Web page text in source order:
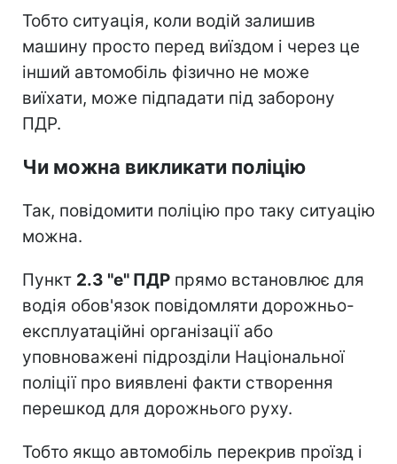
Тобто ситуація, коли водій залишив
машину просто перед виїздом і через це
інший автомобіль фізично не може
виїхати, може підпадати під заборону
ПДР.
Чи можна викликати поліцію
Так, повідомити поліцію про таку ситуацію
можна.
Пункт 2.3 "е" ПДР прямо встановлює для
водія обов'язок повідомляти дорожньо-
експлуатаційні організації або
уповноважені підрозділи Національної
поліції про виявлені факти створення
перешкод для дорожнього руху.
Тобто якщо автомобіль перекрив проїзд і